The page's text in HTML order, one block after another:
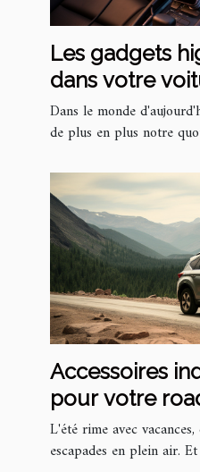
Les gadgets
dans votre
Dans le monde
de plus en plus notre
Accessoires
pour votre
L'été rime avec
escapades en plein air.